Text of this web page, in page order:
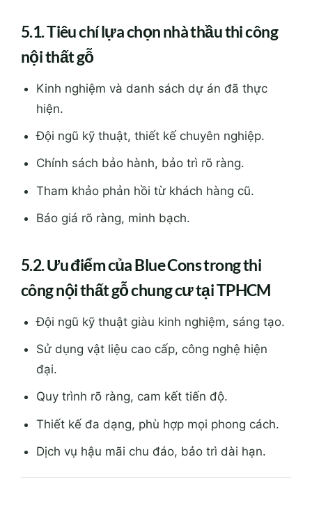
5.1. Tiêu chí lựa chọn nhà thầu thi công
nội thất gỗ
Kinh nghiệm và danh sách dự án đã thực
hiện.
Đội ngũ kỹ thuật, thiết kế chuyên nghiệp.
Chính sách bảo hành, bảo trì rõ ràng.
Tham khảo phản hồi từ khách hàng cũ.
Báo giá rõ ràng, minh bạch.
5.2. Ưu điểm của Blue Cons trong thi
công nội thất gỗ chung cư tại TPHCM
Đội ngũ kỹ thuật giàu kinh nghiệm, sáng tạo.
Sử dụng vật liệu cao cấp, công nghệ hiện
đại.
Quy trình rõ ràng, cam kết tiến độ.
Thiết kế đa dạng, phù hợp mọi phong cách.
Dịch vụ hậu mãi chu đáo, bảo trì dài hạn.